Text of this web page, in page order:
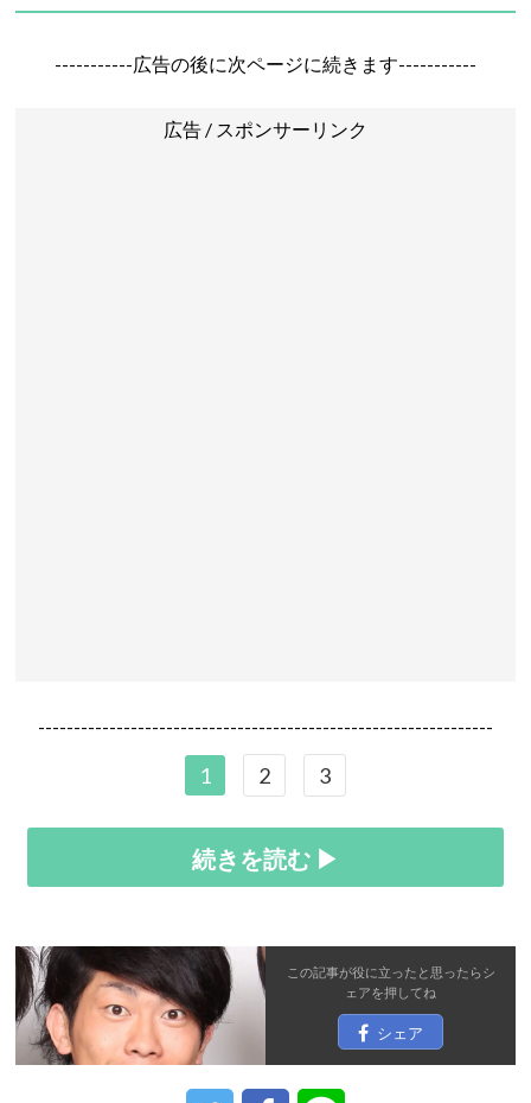
-----------広告の後に次ページに続きます-----------
広告 / スポンサーリンク
----------------------------------------------------------------
1 2 3
続きを読む ▶
この記事が役に立ったと思ったらシ
ェアを押してね
シェア